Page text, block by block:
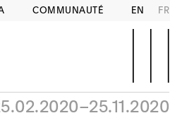
COMMUNAUTÉ EN FR